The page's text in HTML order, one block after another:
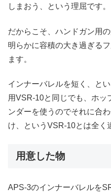
しまおう、という理屈です。
だからこそ、ハンドガン用
明らかに容積の大き過ぎる
ます。
インナーバレルを短く、と
用VSR-10と同じでも、ホッ
ンダーを使うのでそれに合
け、というVSR-10とは全く
用意した物
APS-3のインナーバレルを